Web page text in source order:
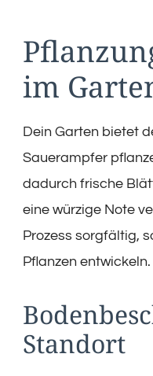
im
Dein Garten bietet
Sauerampfer
dadurch frische
eine würzige Note
Prozess sorgfältig,
Pflanzen entwickeln.
Standort